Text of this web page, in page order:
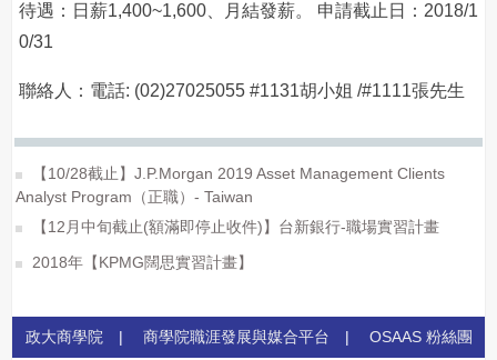
待遇：日薪1,400~1,600、月結發薪。 申請截止日：2018/1
0/31
聯絡人：電話: (02)27025055 #1131胡小姐 /#1111張先生
【10/28截止】J.P.Morgan 2019 Asset Management Clients
Analyst Program（正職）- Taiwan
【12月中旬截止(額滿即停止收件)】台新銀行-職場實習計畫
2018年【KPMG闊思實習計畫】
政大商學院 | 商學院職涯發展與媒合平台 | OSAAS 粉絲團